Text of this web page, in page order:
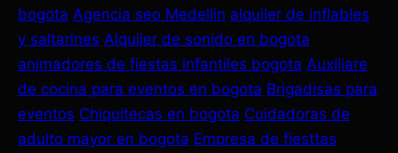
bogota Agencia seo Medellin alquiler de inflables
y saltarines Alquiler de sonido en bogota
animadores de fiestas infantiles bogota Auxiliare
de cocina para eventos en bogota Brigadisas para
eventos Chiquitecas en bogota Cuidadoras de
adulto mayor en bogota Empresa de fiesttas